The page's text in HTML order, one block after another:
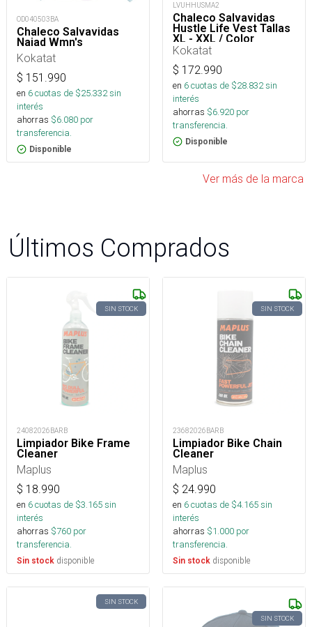
OD040503BA
Chaleco Salvavidas
Naiad Wmn's
Kokatat
$ 151.990
en 6cuotas de $25.332sin
interés
ahorras $6.080 por
transferencia.
Disponible
LVUHHUSMA2
Chaleco Salvavidas
Hustle Life Vest Tallas
XL - XXL / Color
Amarillo
Kokatat
$ 172.990
en 6cuotas de $28.832sin
interés
ahorras $6.920 por
transferencia.
Disponible
Ver más de la marca
Últimos Comprados
SIN STOCK
24082026BARB
Limpiador Bike Frame
Cleaner
Maplus
$ 18.990
en 6cuotas de $3.165sin
interés
ahorras $760 por
transferencia.
Sin stock disponible
SIN STOCK
23682026BARB
Limpiador Bike Chain
Cleaner
Maplus
$ 24.990
en 6cuotas de $4.165sin
interés
ahorras $1.000 por
transferencia.
Sin stock disponible
SIN STOCK
SIN STOCK